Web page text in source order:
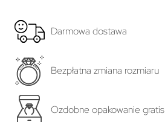
Darmowa dostawa
Bezpłatna zmiana rozmiaru
Ozdobne opakowanie gratis